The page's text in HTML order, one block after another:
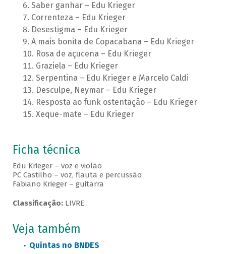
Saber ganhar – Edu Krieger
Correnteza – Edu Krieger
Desestigma – Edu Krieger
A mais bonita de Copacabana – Edu Krieger
Rosa de açucena – Edu Krieger
Graziela – Edu Krieger
Serpentina – Edu Krieger e Marcelo Caldi
Desculpe, Neymar – Edu Krieger
Resposta ao funk ostentação – Edu Krieger
Xeque-mate – Edu Krieger
Ficha técnica
Edu Krieger – voz e violão
PC Castilho – voz, flauta e percussão
Fabiano Krieger – guitarra
Classificação:LIVRE
Veja também
Quintas no BNDES